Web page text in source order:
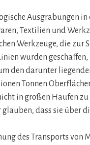
Ausgrabungen
Textilien und
Werkzeuge, die zur
wurden
den darunter
Tonnen
in großen Haufen
glauben, dass sie über
des Transports von